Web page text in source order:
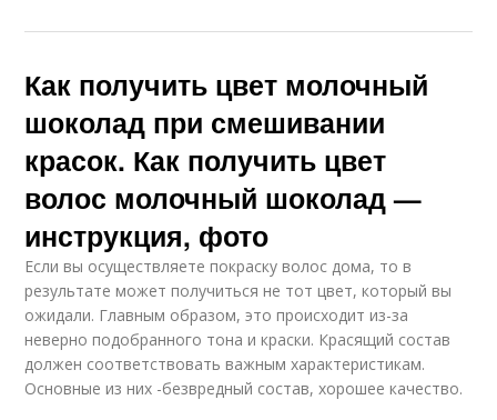
Как получить цвет молочный
шоколад при смешивании
красок. Как получить цвет
волос молочный шоколад —
инструкция, фото
Если вы осуществляете покраску волос дома, то в
результате может получиться не тот цвет, который вы
ожидали. Главным образом, это происходит из-за
неверно подобранного тона и краски. Красящий состав
должен соответствовать важным характеристикам.
Основные из них -безвредный состав, хорошее качество.